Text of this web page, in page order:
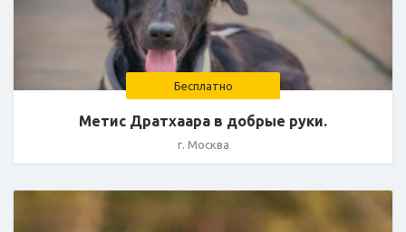
Бесплатно
Метис Дратхаара в добрые руки.
г. Москва